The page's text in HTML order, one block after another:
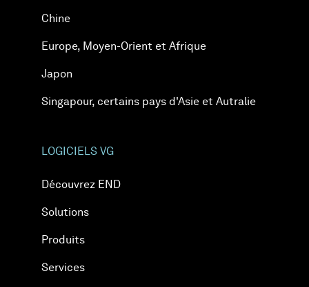
Chine
Europe, Moyen-Orient et Afrique
Japon
Singapour, certains pays d'Asie et Autralie
LOGICIELS VG
Découvrez END
Solutions
Produits
Services